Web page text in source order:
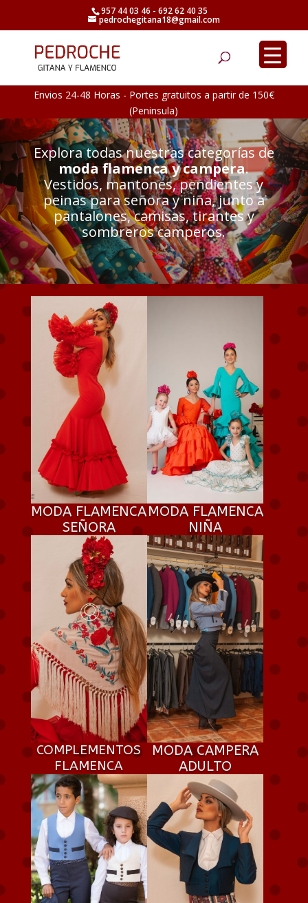
957 44 03 46 - 692 62 40 35
pedrochegitana18@gmail.com
Envios 24-48 Horas - Portes gratuitos a partir de 150€
(Peninsula)
Explora todas nuestras categorías de
moda flamenca y campera.
Vestidos, mantones, pendientes y
peinas para señora y niña, junto a
pantalones, camisas, tirantes y
sombreros camperos.
MODA FLAMENCA
SEÑORA
MODA FLAMENCA
NIÑA
COMPLEMENTOS
FLAMENCA
MODA CAMPERA
ADULTO